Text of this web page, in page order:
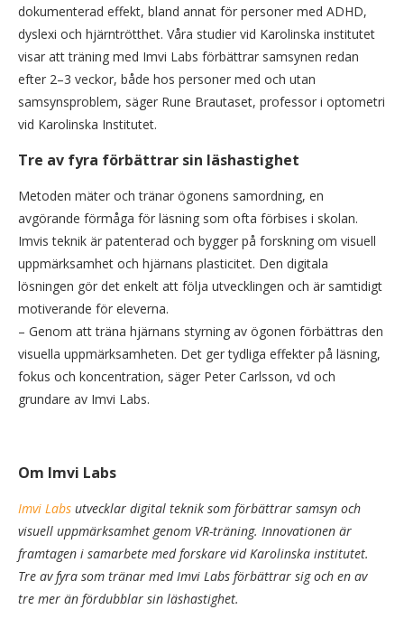
dokumenterad effekt, bland annat för personer med ADHD,
dyslexi och hjärntrötthet. Våra studier vid Karolinska institutet
visar att träning med Imvi Labs förbättrar samsynen redan
efter 2–3 veckor, både hos personer med och utan
samsynsproblem, säger Rune Brautaset, professor i optometri
vid Karolinska Institutet.
Tre av fyra förbättrar sin läshastighet
Metoden mäter och tränar ögonens samordning, en
avgörande förmåga för läsning som ofta förbises i skolan.
Imvis teknik är patenterad och bygger på forskning om visuell
uppmärksamhet och hjärnans plasticitet. Den digitala
lösningen gör det enkelt att följa utvecklingen och är samtidigt
motiverande för eleverna.
– Genom att träna hjärnans styrning av ögonen förbättras den
visuella uppmärksamheten. Det ger tydliga effekter på läsning,
fokus och koncentration, säger Peter Carlsson, vd och
grundare av Imvi Labs.
Om Imvi Labs
Imvi Labs utvecklar digital teknik som förbättrar samsyn och
visuell uppmärksamhet genom VR-träning. Innovationen är
framtagen i samarbete med forskare vid Karolinska institutet.
Tre av fyra som tränar med Imvi Labs förbättrar sig och en av
tre mer än fördubblar sin läshastighet.